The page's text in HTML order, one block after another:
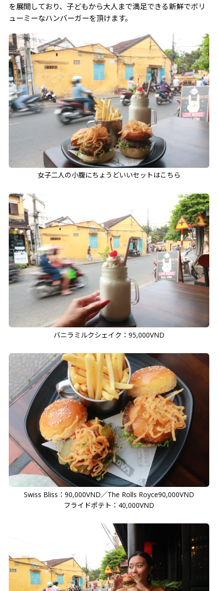
を展開しており、子どもから大人まで満足できる新鮮でボリ
ューミーなハンバーガーを頂けます。
女子二人の小腹にちょうどいいセットはこちら
バニラミルクシェイク：95,000VND
Swiss Bliss：90,000VND／The Rolls Royce90,000VND
フライドポテト：40,000VND